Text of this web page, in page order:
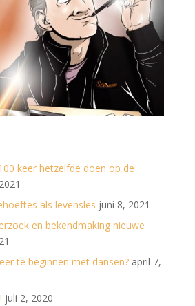
keer hetzelfde doen op de
als levensles juni 8, 2021
en bekendmaking nieuwe
te beginnen met dansen? april 7,
juli 2, 2020